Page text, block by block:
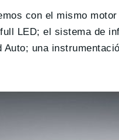
con el mismo
LED; el sistema de
una